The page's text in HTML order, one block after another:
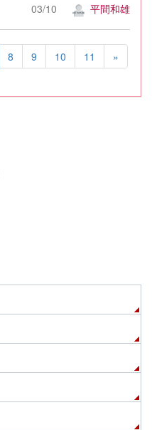
03/10 平間和雄
8 9 10 11 »